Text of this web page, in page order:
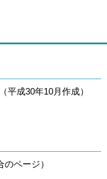
平成30年10月作成）
のページ）